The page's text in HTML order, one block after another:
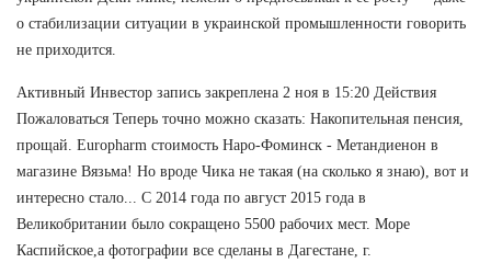
о стабилизации ситуации в украинской промышленности говорить
не приходится.
Активный Инвестор запись закреплена 2 ноя в 15:20 Действия
Пожаловаться Теперь точно можно сказать: Накопительная пенсия,
прощай. Europharm стоимость Наро-Фоминск - Метандиенон в
магазине Вязьма! Но вроде Чика не такая (на сколько я знаю), вот и
интересно стало... С 2014 года по август 2015 года в
Великобритании было сокращено 5500 рабочих мест. Море
Каспийское,а фотографии все сделаны в Дагестане, г.